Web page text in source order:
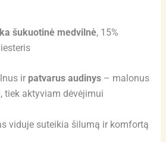
šukuotinė medvilnė, 15%
ir patvarus audinys– malonus
tiek aktyviam dėvėjimui
viduje suteikia šilumą ir komfortą